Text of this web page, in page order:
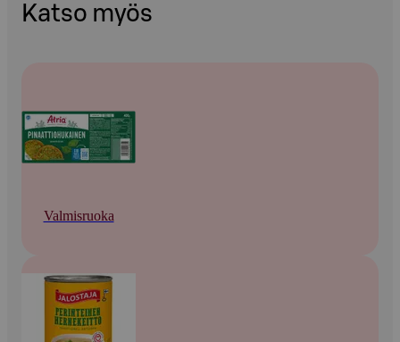
Katso myös
Valmisruoka